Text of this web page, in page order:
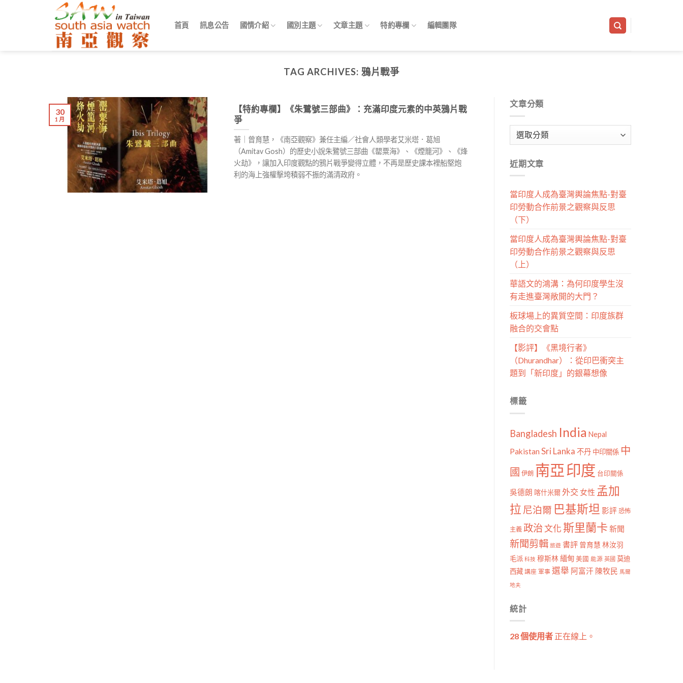
首頁 訊息公告 國情介紹 國別主題 文章主題 特約專欄 編輯團隊
TAG ARCHIVES: 鴉片戰爭
【特約專欄】《朱鷺號三部曲》：充滿印度元素的中英鴉片戰
爭
著｜曾育慧，《南亞觀察》兼任主編／社會人類學者艾米塔．葛旭
（Amitav Gosh）的歷史小說朱鷺號三部曲《罌粟海》、《煙籠河》、《烽
火劫》，讓加入印度觀點的鴉片戰爭變得立體，不再是歷史課本裡船堅炮
利的海上強權擊垮積弱不振的滿清政府。
30
1 月
文章分類
類
近期文章
當印度人成為臺灣輿論焦點-對臺
印勞動合作前景之觀察與反思
（下）
當印度人成為臺灣輿論焦點-對臺
印勞動合作前景之觀察與反思
（上）
華語文的鴻溝：為何印度學生沒
有走進臺灣敞開的大門？
板球場上的異質空間：印度族群
融合的交會點
【影評】《黑境行者》
（Dhurandhar）：從印巴衝突主
題到「新印度」的銀幕想像
標籤
Bangladesh India Nepal
Pakistan Sri Lanka 不丹 中印關係 中
國 伊朗 南亞印度 台印關係
吳德朗 喀什米爾外交 女性 孟加
拉 尼泊爾 巴基斯坦 影評 恐怖
主義 政治文化斯里蘭卡 新聞
新聞剪輯 旅遊 書評 曾育慧 林汝羽
毛派 科技 穆斯林 緬甸 美國 能源 英國 莫迪
西藏 講座 軍事 選舉 阿富汗 陳牧民 馬爾
地夫
統計
28 個使用者 正在線上。